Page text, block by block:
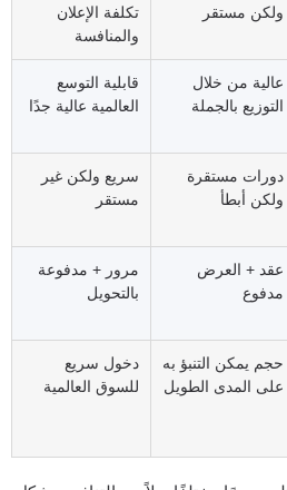
مستقر
تكلفة الإعلان
والمنافسة
من خلال
بالجملة
قابلية التوسع
العالمية عالية جدًا
مستقرة
أبطأ
سريع ولكن غير
مستقر
+ العرض
مرور + مدفوعة
بالتحويل
يمكن التنبؤ به
المدى الطويل
دخول سريع
للسوق العالمية